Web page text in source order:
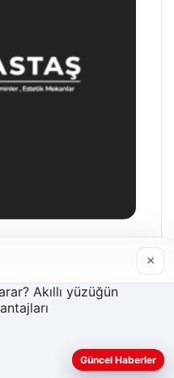
iyi anlayabilmek,
×
Güncel Haberler